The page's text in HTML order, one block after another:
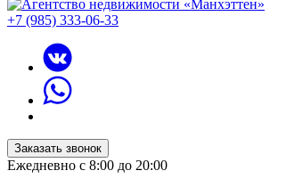
+7 (985) 333-06-33
Заказать звонок
Ежедневно с 8:00 до 20:00